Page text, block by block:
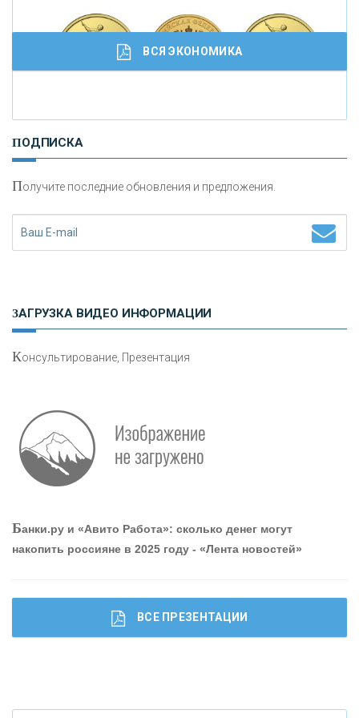
Работа мечты. Что банки делают для того, чтобы
привлечь и удержать персонал - «Интервью»
И
сохранения и увеличения капитала
Что будет с наличными деньгами при цифровом
ВСЯ ЭКОНОМИКА
ПОДПИСКА
Получите последние обновления и предложения.
ЗАГРУЗКА ВИДЕО ИНФОРМАЦИИ
Консультирование, Презентация
Банки.ру и «Авито Работа»: сколько денег могут
накопить россияне в 2025 году - «Лента новостей»
ВСЕ ПРЕЗЕНТАЦИИ